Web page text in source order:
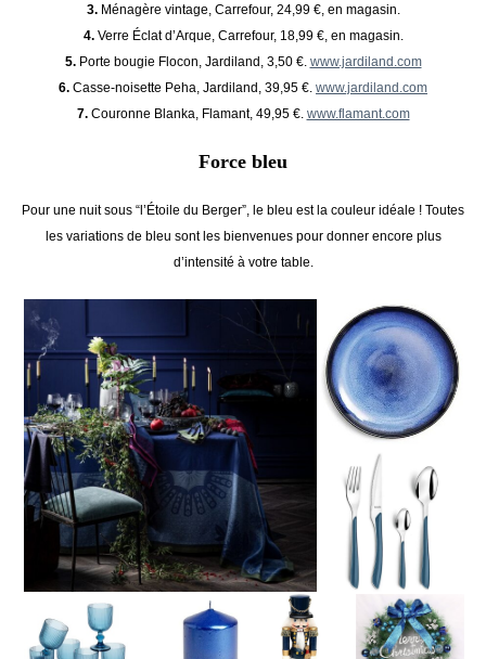
3.Ménagère vintage, Carrefour, 24,99 €, en magasin.
4.Verre Éclat d’Arque, Carrefour, 18,99 €, en magasin.
5.Porte bougie Flocon, Jardiland, 3,50 €. www.jardiland.com
6. Casse-noisette Peha, Jardiland, 39,95 €. www.jardiland.com
7.Couronne Blanka, Flamant, 49,95 €. www.flamant.com
Force bleu
Pour une nuit sous “l’Étoile du Berger”, le bleu est la couleur idéale ! Toutes
les variations de bleu sont les bienvenues pour donner encore plus
d’intensité à votre table.